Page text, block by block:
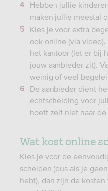
Hebben jullie
maken jullie meestal
Kies je voor extra
ook online (via
het kantoor (let er bij
jouw aanbieder zit).
weinig of veel
De aanbieder dient
echtscheiding voor
hoeft zelf niet naar de
Wat kost online
Kies je voor de
scheiden (dus als je
hebt), dan zijn de